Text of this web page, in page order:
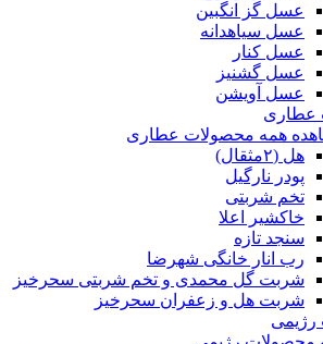
عسل گز انگبین
عسل سیاهدانه
عسل کنار
عسل گشنیز
عسل آویشن
عطاری
همه محصولات عطاری
هل (۲مثقال)
پودر نارگیل
تخم شربتی
خاکشیر اعلا
سنجد تازه
رب انار خانگی شهرضا
شربت گل محمدی و تخم شربتی سحرخیز
شربت هل و زعفران سحرخیز